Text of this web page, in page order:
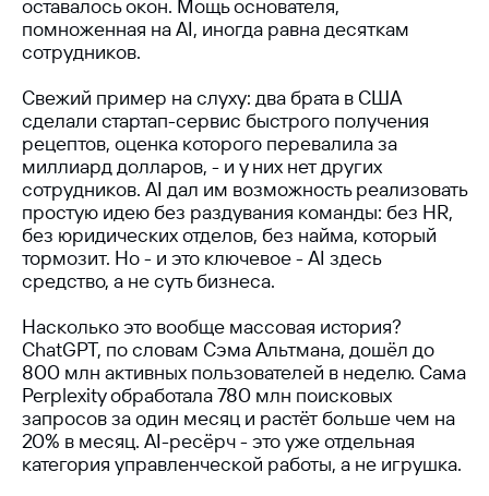
оставалось окон. Мощь основателя,
помноженная на AI, иногда равна десяткам
сотрудников.
Свежий пример на слуху: два брата в США
сделали стартап-сервис быстрого получения
рецептов, оценка которого перевалила за
миллиард долларов, - и у них нет других
сотрудников. AI дал им возможность реализовать
простую идею без раздувания команды: без HR,
без юридических отделов, без найма, который
тормозит. Но - и это ключевое - AI здесь
средство, а не суть бизнеса.
Насколько это вообще массовая история?
ChatGPT, по словам Сэма Альтмана, дошёл до
800 млн активных пользователей в неделю. Сама
Perplexity обработала 780 млн поисковых
запросов за один месяц и растёт больше чем на
20% в месяц. AI-ресёрч - это уже отдельная
категория управленческой работы, а не игрушка.